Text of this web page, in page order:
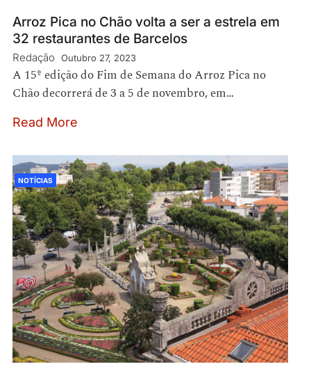
Arroz Pica no Chão volta a ser a estrela em
32 restaurantes de Barcelos
Redação Outubro 27, 2023
A 15º edição do Fim de Semana do Arroz Pica no
Chão decorrerá de 3 a 5 de novembro, em…
Read More
NOTÍCIAS